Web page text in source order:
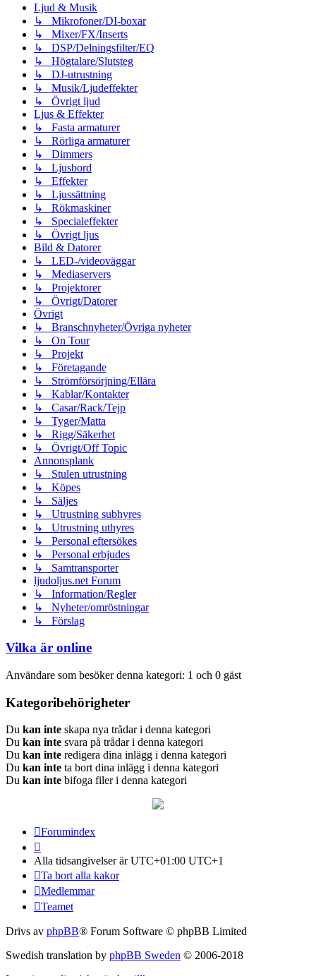
Ljud & Musik
↳ Mikrofoner/DI-boxar
↳ Mixer/FX/Inserts
↳ DSP/Delningsfilter/EQ
↳ Högtalare/Slutsteg
↳ DJ-utrustning
↳ Musik/Ljudeffekter
↳ Övrigt ljud
Ljus & Effekter
↳ Fasta armaturer
↳ Rörliga armaturer
↳ Dimmers
↳ Ljusbord
↳ Effekter
↳ Ljussättning
↳ Rökmaskiner
↳ Specialeffekter
↳ Övrigt ljus
Bild & Datorer
↳ LED-/videoväggar
↳ Mediaservers
↳ Projektorer
↳ Övrigt/Datorer
Övrigt
↳ Branschnyheter/Övriga nyheter
↳ On Tour
↳ Projekt
↳ Företagande
↳ Strömförsörjning/Ellära
↳ Kablar/Kontakter
↳ Casar/Rack/Tejp
↳ Tyger/Matta
↳ Rigg/Säkerhet
↳ Övrigt/Off Topic
Annonsplank
↳ Stulen utrustning
↳ Köpes
↳ Säljes
↳ Utrustning subhyres
↳ Utrustning uthyres
↳ Personal eftersökes
↳ Personal erbjudes
↳ Samtransporter
ljudoljus.net Forum
↳ Information/Regler
↳ Nyheter/omröstningar
↳ Förslag
Vilka är online
Användare som besöker denna kategori: 1 och 0 gäst
Kategoribehörigheter
Du kan inte skapa nya trådar i denna kategori
Du kan inte svara på trådar i denna kategori
Du kan inte redigera dina inlägg i denna kategori
Du kan inte ta bort dina inlägg i denna kategori
Du kan inte bifoga filer i denna kategori
Forumindex
Alla tidsangivelser är UTC+01:00 UTC+1
Ta bort alla kakor
Medlemmar
Teamet
Drivs av phpBB® Forum Software © phpBB Limited
Swedish translation by phpBB Sweden © 2006-2018